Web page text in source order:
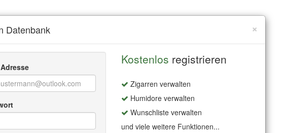
×
Datenbank
Kostenlos registrieren
Zigarren verwalten
Humidore verwalten
Wunschliste verwalten
und viele weitere Funktionen...